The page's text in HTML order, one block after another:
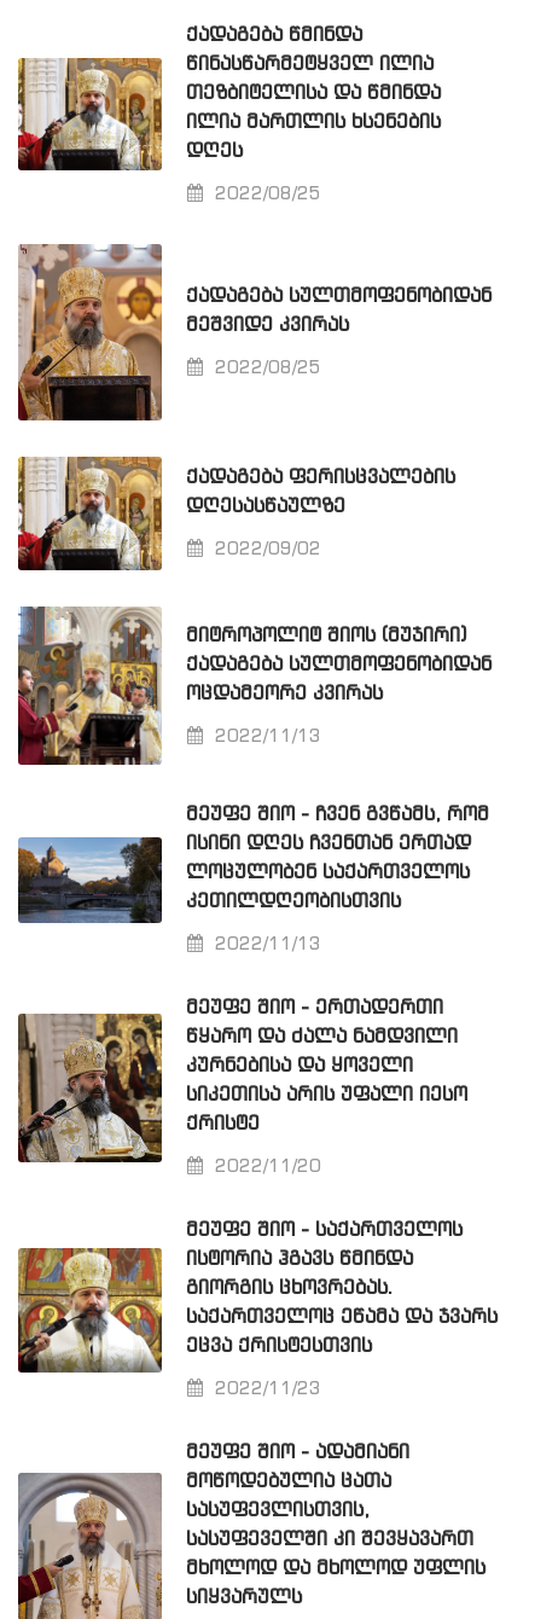
ᲥᲐᲓᲐᲒᲔᲑᲐ ᲬᲛᲘᲜᲓᲐ
ᲬᲘᲜᲐᲡᲬᲐᲠᲛᲔᲢᲧᲕᲔᲚ ᲘᲚᲘᲐ
ᲗᲔᲖᲑᲘᲢᲔᲚᲘᲡᲐ ᲓᲐ ᲬᲛᲘᲜᲓᲐ
ᲘᲚᲘᲐ ᲛᲐᲠᲗᲚᲘᲡ ᲮᲡᲔᲜᲔᲑᲘᲡ
ᲓᲦᲔᲡ
2022/08/25
ᲥᲐᲓᲐᲒᲔᲑᲐ ᲡᲣᲚᲗᲛᲝᲤᲔᲜᲝᲑᲘᲓᲐᲜ
ᲛᲔᲨᲕᲘᲓᲔ ᲙᲕᲘᲠᲐᲡ
2022/08/25
ᲥᲐᲓᲐᲒᲔᲑᲐ ᲤᲔᲠᲘᲡᲪᲕᲐᲚᲔᲑᲘᲡ
ᲓᲦᲔᲡᲐᲡᲬᲐᲣᲚᲖᲔ
2022/09/02
ᲛᲘᲢᲠᲝᲞᲝᲚᲘᲢ ᲨᲘᲝᲡ (ᲛᲣᲯᲘᲠᲘ)
ᲥᲐᲓᲐᲒᲔᲑᲐ ᲡᲣᲚᲗᲛᲝᲤᲔᲜᲝᲑᲘᲓᲐᲜ
ᲝᲪᲓᲐᲛᲔᲝᲠᲔ ᲙᲕᲘᲠᲐᲡ
2022/11/13
ᲛᲔᲣᲤᲔ ᲨᲘᲝ - ᲩᲕᲔᲜ ᲒᲕᲬᲐᲛᲡ, ᲠᲝᲛ
ᲘᲡᲘᲜᲘ ᲓᲦᲔᲡ ᲩᲕᲔᲜᲗᲐᲜ ᲔᲠᲗᲐᲓ
ᲚᲝᲪᲣᲚᲝᲑᲔᲜ ᲡᲐᲥᲐᲠᲗᲕᲔᲚᲝᲡ
ᲙᲔᲗᲘᲚᲓᲦᲔᲝᲑᲘᲡᲗᲕᲘᲡ
2022/11/13
ᲛᲔᲣᲤᲔ ᲨᲘᲝ - ᲔᲠᲗᲐᲓᲔᲠᲗᲘ
ᲬᲧᲐᲠᲝ ᲓᲐ ᲫᲐᲚᲐ ᲜᲐᲛᲓᲕᲘᲚᲘ
ᲙᲣᲠᲜᲔᲑᲘᲡᲐ ᲓᲐ ᲧᲝᲕᲔᲚᲘ
ᲡᲘᲙᲔᲗᲘᲡᲐ ᲐᲠᲘᲡ ᲣᲤᲐᲚᲘ ᲘᲔᲡᲝ
ᲥᲠᲘᲡᲢᲔ
2022/11/20
ᲛᲔᲣᲤᲔ ᲨᲘᲝ - ᲡᲐᲥᲐᲠᲗᲕᲔᲚᲝᲡ
ᲘᲡᲢᲝᲠᲘᲐ ᲰᲒᲐᲕᲡ ᲬᲛᲘᲜᲓᲐ
ᲒᲘᲝᲠᲒᲘᲡ ᲪᲮᲝᲕᲠᲔᲑᲐᲡ.
ᲡᲐᲥᲐᲠᲗᲕᲔᲚᲝᲪ ᲔᲬᲐᲛᲐ ᲓᲐ ᲯᲕᲐᲠᲡ
ᲔᲪᲕᲐ ᲥᲠᲘᲡᲢᲔᲡᲗᲕᲘᲡ
2022/11/23
ᲛᲔᲣᲤᲔ ᲨᲘᲝ - ᲐᲓᲐᲛᲘᲐᲜᲘ
ᲛᲝᲬᲝᲓᲔᲑᲣᲚᲘᲐ ᲪᲐᲗᲐ
ᲡᲐᲡᲣᲤᲔᲕᲚᲘᲡᲗᲕᲘᲡ,
ᲡᲐᲡᲣᲤᲔᲕᲔᲚᲨᲘ ᲙᲘ ᲨᲔᲕᲧᲐᲕᲐᲠᲗ
ᲛᲮᲝᲚᲝᲓ ᲓᲐ ᲛᲮᲝᲚᲝᲓ ᲣᲤᲚᲘᲡ
ᲡᲘᲧᲕᲐᲠᲣᲚᲡ